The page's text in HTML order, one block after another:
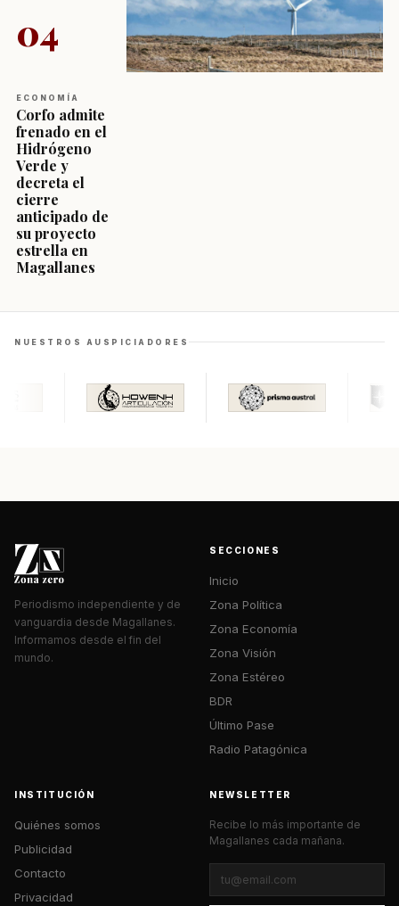
04
ECONOMÍA
Corfo admite
frenado en el
Hidrógeno
Verde y
decreta el
cierre
anticipado de
su proyecto
estrella en
Magallanes
NUESTROS AUSPICIADORES
Periodismo independiente y de
vanguardia desde Magallanes.
Informamos desde el fin del
mundo.
SECCIONES
Inicio
Zona Política
Zona Economía
Zona Visión
Zona Estéreo
BDR
Último Pase
Radio Patagónica
INSTITUCIÓN
Quiénes somos
Publicidad
Contacto
Privacidad
NEWSLETTER
Recibe lo más importante de
Magallanes cada mañana.